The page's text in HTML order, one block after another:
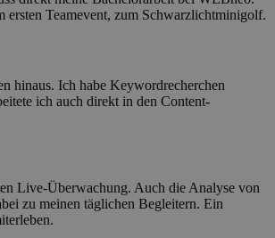
ersten Teamevent, zum Schwarzlichtminigolf.
hinaus. Ich habe Keywordrecherchen
ich auch direkt in den Content-
Live-Überwachung. Auch die Analyse von
zu meinen täglichen Begleitern. Ein